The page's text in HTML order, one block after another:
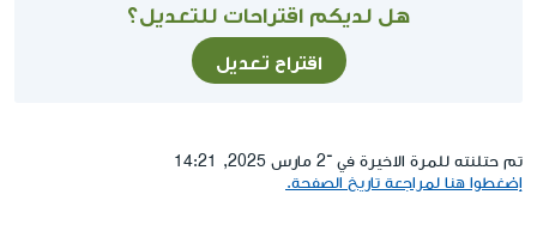
هل لديكم اقتراحات للتعديل؟
اقتراح تعديل
تم حتلنته للمرة الاخيرة في ־2 مارس 2025, 14:21
إضغطوا هنا لمراجعة تاريخ الصفحة.